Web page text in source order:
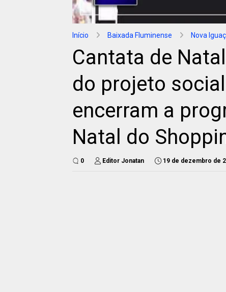
Início Baixada Fluminense Nova
Cantata de
do projeto
encerram a
Natal do
0 Editor Jonatan 19 de dezembro de